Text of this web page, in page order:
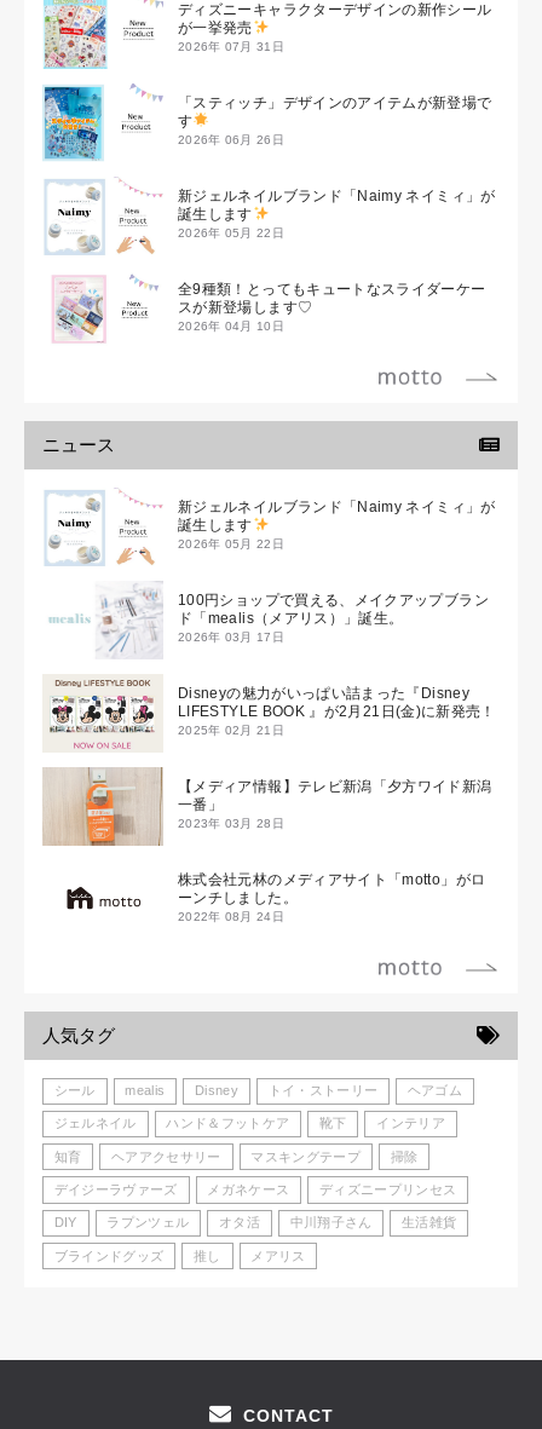
ディズニーキャラクターデザインの新作シール
が一挙発売
2026年 07月 31日
「スティッチ」デザインのアイテムが新登場で
す
2026年 06月 26日
新ジェルネイルブランド「Naimy ネイミィ」が
誕生します
2026年 05月 22日
全9種類！とってもキュートなスライダーケー
スが新登場します♡
2026年 04月 10日
ニュース
新ジェルネイルブランド「Naimy ネイミィ」が
誕生します
2026年 05月 22日
100円ショップで買える、メイクアップブラン
ド「mealis（メアリス）」誕生。
2026年 03月 17日
Disneyの魅力がいっぱい詰まった『Disney
LIFESTYLE BOOK 』が2月21日(金)に新発売！
2025年 02月 21日
【メディア情報】テレビ新潟「夕方ワイド新潟
一番」
2023年 03月 28日
株式会社元林のメディアサイト「motto」がロ
ーンチしました。
2022年 08月 24日
人気タグ
シール mealis Disney トイ・ストーリー ヘアゴム
ジェルネイル ハンド＆フットケア 靴下 インテリア
知育 ヘアアクセサリー マスキングテープ 掃除
デイジーラヴァーズ メガネケース ディズニープリンセス
DIY ラプンツェル オタ活 中川翔子さん 生活雑貨
ブラインドグッズ 推し メアリス
CONTACT